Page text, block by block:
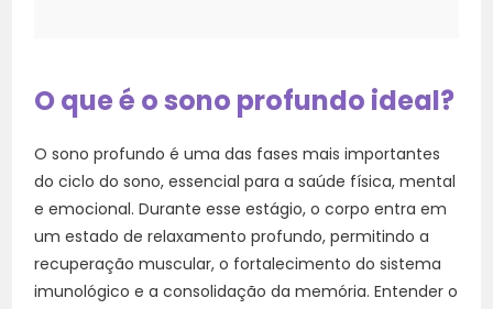
O que é o sono profundo ideal?
O sono profundo é uma das fases mais importantes
do ciclo do sono, essencial para a saúde física, mental
e emocional. Durante esse estágio, o corpo entra em
um estado de relaxamento profundo, permitindo a
recuperação muscular, o fortalecimento do sistema
imunológico e a consolidação da memória. Entender o